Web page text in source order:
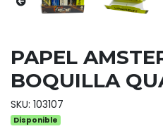
PAPEL
BOQUILLA
SKU: 103107
Disponible